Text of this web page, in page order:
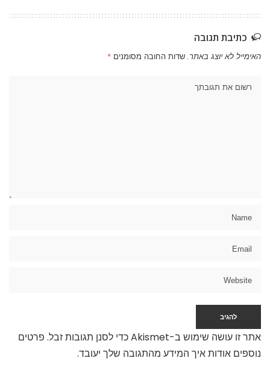
כתיבת תגובה
האימייל לא יוצג באתר. שדות החובה מסומנים *
אתר זו עושה שימוש ב-Akismet כדי לסנן תגובות זבל.
פרטים
נוספים אודות איך המידע מהתגובה שלך יעובד.